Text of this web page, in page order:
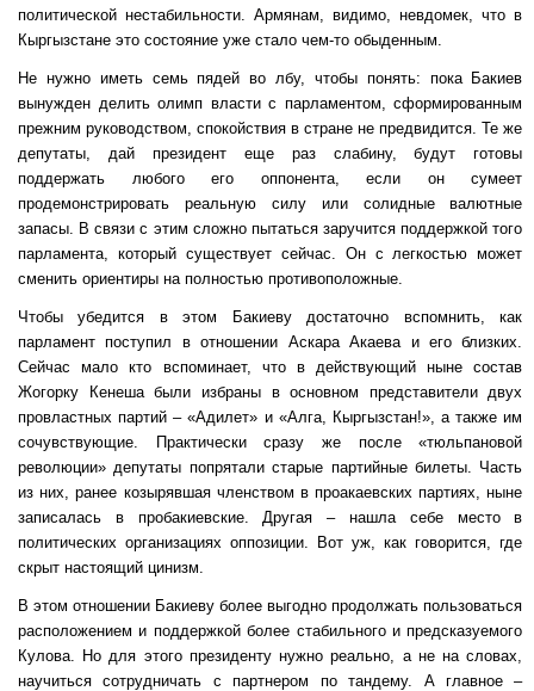
политической нестабильности. Армянам, видимо, невдомек, что в
Кыргызстане это состояние уже стало чем-то обыденным.
Не нужно иметь семь пядей во лбу, чтобы понять: пока Бакиев
вынужден делить олимп власти с парламентом, сформированным
прежним руководством, спокойствия в стране не предвидится. Те же
депутаты, дай президент еще раз слабину, будут готовы
поддержать любого его оппонента, если он сумеет
продемонстрировать реальную силу или солидные валютные
запасы. В связи с этим сложно пытаться заручится поддержкой того
парламента, который существует сейчас. Он с легкостью может
сменить ориентиры на полностью противоположные.
Чтобы убедится в этом Бакиеву достаточно вспомнить, как
парламент поступил в отношении Аскара Акаева и его близких.
Сейчас мало кто вспоминает, что в действующий ныне состав
Жогорку Кенеша были избраны в основном представители двух
провластных партий – «Адилет» и «Алга, Кыргызстан!», а также им
сочувствующие. Практически сразу же после «тюльпановой
революции» депутаты попрятали старые партийные билеты. Часть
из них, ранее козырявшая членством в проакаевских партиях, ныне
записалась в пробакиевские. Другая – нашла себе место в
политических организациях оппозиции. Вот уж, как говорится, где
скрыт настоящий цинизм.
В этом отношении Бакиеву более выгодно продолжать пользоваться
расположением и поддержкой более стабильного и предсказуемого
Кулова. Но для этого президенту нужно реально, а не на словах,
научиться сотрудничать с партнером по тандему. А главное –